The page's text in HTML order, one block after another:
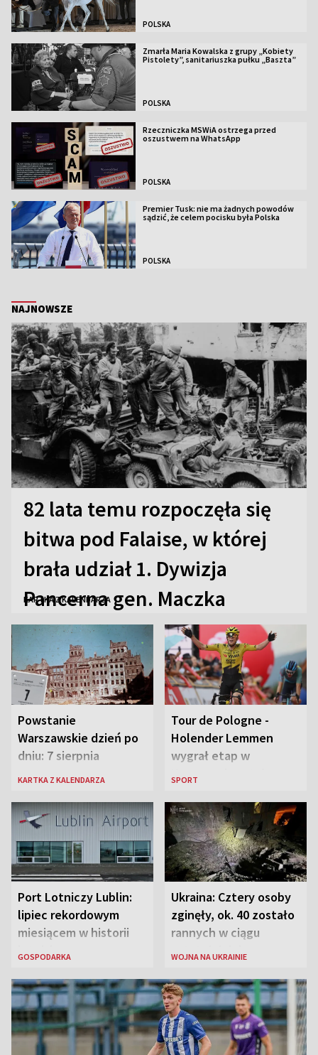
POLSKA
Zmarła Maria Kowalska z grupy „Kobiety
Pistolety”, sanitariuszka pułku „Baszta”
POLSKA
Rzeczniczka MSWiA ostrzega przed
oszustwem na WhatsApp
POLSKA
Premier Tusk: nie ma żadnych powodów
sądzić, że celem pocisku była Polska
POLSKA
NAJNOWSZE
82 lata temu rozpoczęła się
bitwa pod Falaise, w której
brała udział 1. Dywizja
Pancerna gen. Maczka
KARTKA Z KALENDARZA
Powstanie
Warszawskie dzień po
dniu: 7 sierpnia
KARTKA Z KALENDARZA
Tour de Pologne -
Holender Lemmen
wygrał etap w
Karpaczu i został
SPORT
Port Lotniczy Lublin:
lipiec rekordowym
miesiącem w historii
lotniska
GOSPODARKA
Ukraina: Cztery osoby
zginęły, ok. 40 zostało
rannych w ciągu
ostatniej doby w
WOJNA NA UKRAINIE